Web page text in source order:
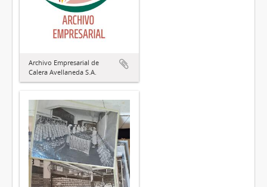
Archivo Empresarial de
Calera Avellaneda S.A.